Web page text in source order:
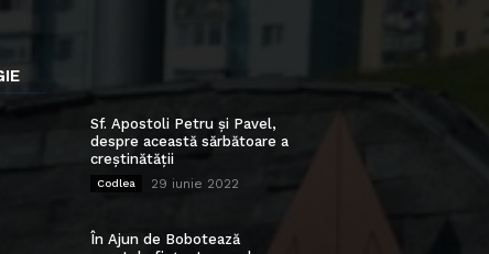
Sf. Apostoli Petru și Pavel,
despre această sărbătoare a
creștinătății
Codlea 29 iunie 2022
În Ajun de Bobotează